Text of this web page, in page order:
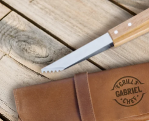
4,8 (basierend auf
Unsere Geschenke
4,8 bei Google Reviews
die wir versenden).